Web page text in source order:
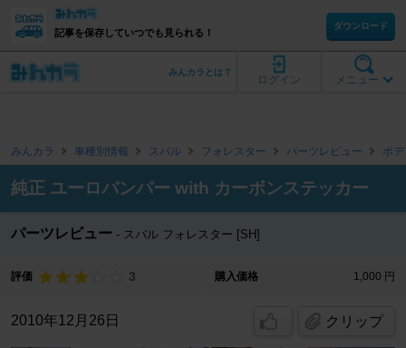
記事を保存していつでも見られる！
ダウンロード
メニュー
ログイン
みんカラとは？
みんカラ 車種別情報 スバル フォレスター パーツレビュー ボ
純正 ユーロバンパー with カーボンステッカー
パーツレビュー スバル フォレスター [SH]
評価 3 購入価格 1,000 円
2010年12月26日 クリップ